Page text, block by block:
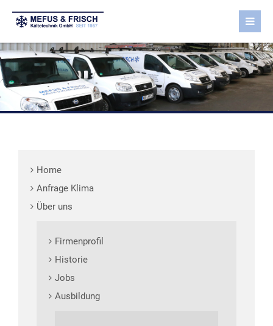
Home
Anfrage Klima
Über uns
Firmenprofil
Historie
Jobs
Ausbildung